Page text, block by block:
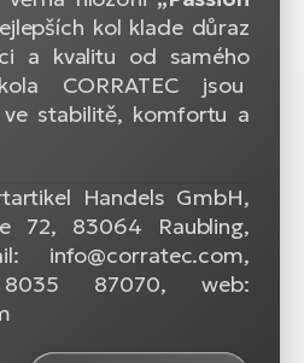
kol klade důraz
a kvalitu od samého
CORRATEC jsou
ve stabilitě, komfortu a
Handels GmbH,
72, 83064 Raubling,
info@corratec.com,
87070, web: